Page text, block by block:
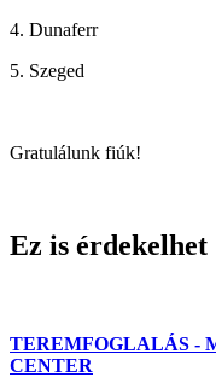
4. Dunaferr
5. Szeged
Gratulálunk fiúk!
Ez is érdekelhet
TEREMFOGLALÁS -
CENTER